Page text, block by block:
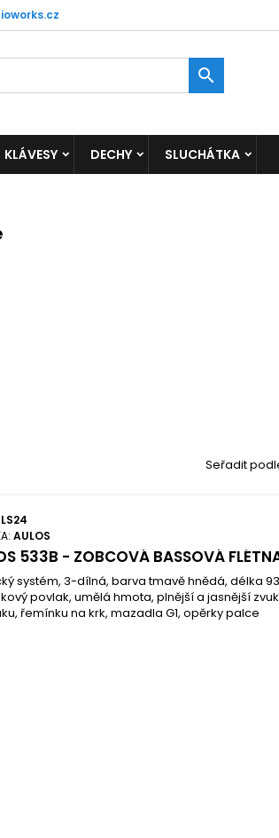

KLÁVESY DECHY SLUCHÁTKA
Seřadit
AULOS
533B - ZOBCOVÁ BASSOVÁ
systém, 3-dílná, barva tmavě hnědá, délka
povlak, umělá hmota, plnější a jasnější
řemínku na krk, mazadla G1, opěrky palce